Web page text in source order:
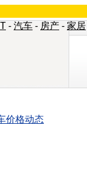
IT - 汽车 - 房产 - 家居
价格动态